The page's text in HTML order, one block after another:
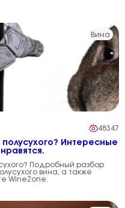
Вина
48347
Интересные
Подробный разбор
вина, а также
WineZone.